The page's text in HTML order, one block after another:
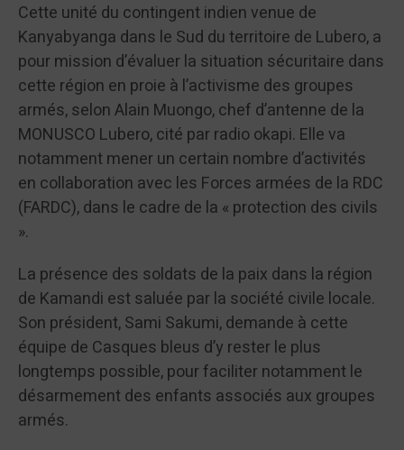
Cette unité du contingent indien venue de
Kanyabyanga dans le Sud du territoire de Lubero, a
pour mission d’évaluer la situation sécuritaire dans
cette région en proie à l’activisme des groupes
armés, selon Alain Muongo, chef d’antenne de la
MONUSCO Lubero, cité par radio okapi. Elle va
notamment mener un certain nombre d’activités
en collaboration avec les Forces armées de la RDC
(FARDC), dans le cadre de la « protection des civils
».
La présence des soldats de la paix dans la région
de Kamandi est saluée par la société civile locale.
Son président, Sami Sakumi, demande à cette
équipe de Casques bleus d’y rester le plus
longtemps possible, pour faciliter notamment le
désarmement des enfants associés aux groupes
armés.